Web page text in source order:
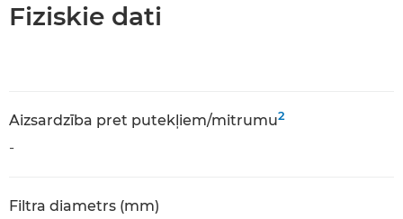
Fiziskie dati
Aizsardzība pret putekļiem/mitrumu2
-
Filtra diametrs (mm)